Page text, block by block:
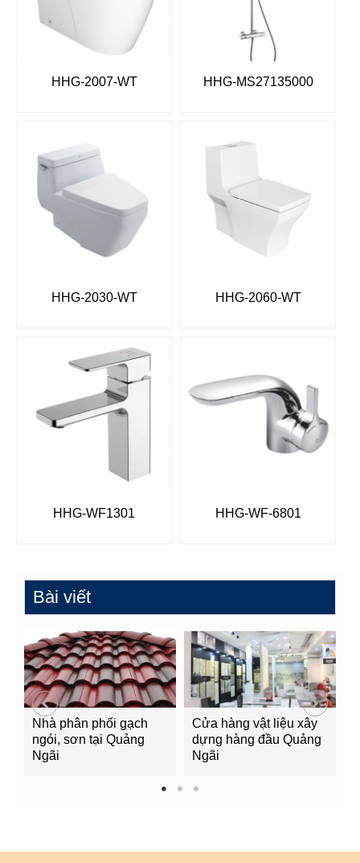
HHG-2007-WT HHG-MS27135000
HHG-2030-WT HHG-2060-WT
HHG-WF1301 HHG-WF-6801
Bài viết
Nhà phân phối gạch
ngói, sơn tại Quảng
Ngãi
Cửa hàng vật liệu xây
dựng hàng đầu Quảng
Ngãi
1 2 3